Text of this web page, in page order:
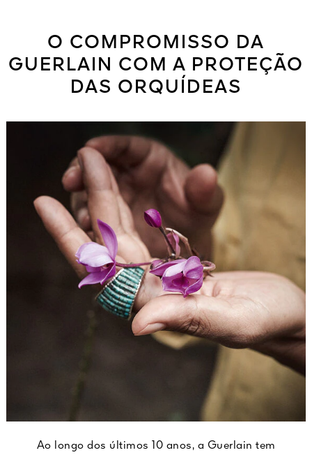
O COMPROMISSO DA
GUERLAIN COM A PROTEÇÃO
DAS ORQUÍDEAS
Ao longo dos últimos 10 anos, a Guerlain tem